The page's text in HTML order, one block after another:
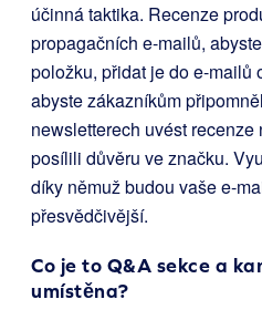
účinná taktika. Recenze
propagačních e-mailů,
položku, přidat je do e-mailů
abyste zákazníkům
newsletterech uvést
posílili důvěru ve značku.
díky němuž budou vaše e-
přesvědčivější.
Co je to Q&A sekce a
umístěna?